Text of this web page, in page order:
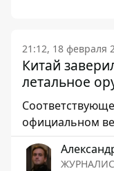
21:12, 18 февраля
Китай
летальное
официальном